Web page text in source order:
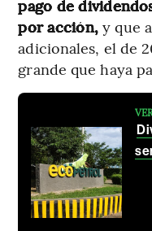
pago de
por acción,y que
adicionales, el de
grande que haya